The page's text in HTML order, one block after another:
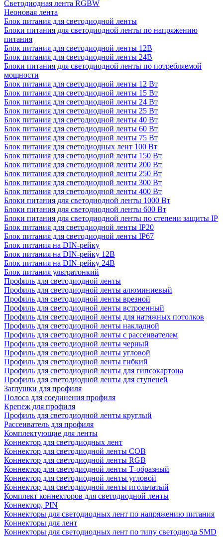
Светодиодная лента RGBW
Неоновая лента
Блок питания для светодиодной ленты
Блоки питания для светодиодной ленты по напряжению
питания
Блок питания для светодиодной ленты 12В
Блок питания для светодиодной ленты 24В
Блоки питания для светодиодной ленты по потребляемой
мощности
Блок питания для светодиодной ленты 12 Вт
Блок питания для светодиодной ленты 15 Вт
Блок питания для светодиодной ленты 24 Вт
Блок питания для светодиодной ленты 25 Вт
Блок питания для светодиодной ленты 40 Вт
Блок питания для светодиодной ленты 60 Вт
Блок питания для светодиодной ленты 75 Вт
Блок питания для светодиодных лент 100 Вт
Блок питания для светодиодной ленты 150 Вт
Блок питания для светодиодной ленты 200 Вт
Блок питания для светодиодной ленты 250 Вт
Блок питания для светодиодной ленты 300 Вт
Блок питания для светодиодной ленты 400 Вт
Блоки питания для светодиодной ленты 1000 Вт
Блоки питания для светодиодной ленты 600 Вт
Блоки питания для светодиодной ленты по степени защиты IP
Блок питания для светодиодной ленты IP20
Блок питания для светодиодной ленты IP67
Блок питания на DIN-рейку
Блок питания на DIN-рейку 12В
Блок питания на DIN-рейку 24В
Блок питания ультратонкий
Профиль для светодиодной ленты
Профиль для светодиодной ленты алюминиевый
Профиль для светодиодной ленты врезной
Профиль для светодиодной ленты встроенный
Профиль для светодиодной ленты для натяжных потолков
Профиль для светодиодной ленты накладной
Профиль для светодиодной ленты с рассеивателем
Профиль для светодиодной ленты черный
Профиль для светодиодной ленты угловой
Профиль для светодиодной ленты гибкий
Профиль для светодиодной ленты для гипсокартона
Профиль для светодиодной ленты для ступеней
Заглушки для профиля
Полоса для соединения профиля
Крепеж для профиля
Профиль для светодиодной ленты круглый
Рассеиватель для профиля
Комплектующие для ленты
Коннектор для светодиодных лент
Коннектор для светодиодной ленты COB
Коннектор для светодиодной ленты RGB
Коннектор для светодиодной ленты Т-образный
Коннектор для светодиодной ленты угловой
Коннектор для светодиодной ленты игольчатый
Комплект коннекторов для светодиодной ленты
Коннектор, PIN
Коннекторы для светодиодных лент по напряжению питания
Коннекторы для лент
Коннекторы для светодиодных лент по типу светодиода SMD